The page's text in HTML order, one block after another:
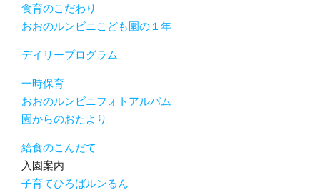
食育のこだわり
おおのルンビニこども園の１年
デイリープログラム
一時保育
おおのルンビニフォトアルバム
園からのおたより
給食のこんだて
入園案内
子育てひろばルンるん